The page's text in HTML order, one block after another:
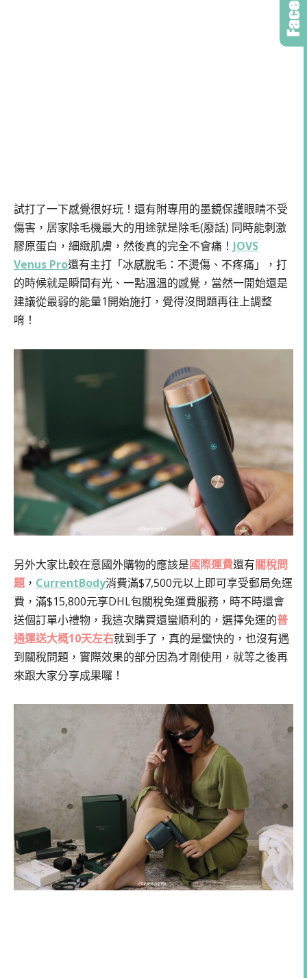
試打了一下感覺很好玩！還有附專用的墨鏡保護眼睛不受
傷害，居家除毛機最大的用途就是除毛(廢話) 同時能刺激
膠原蛋白，細緻肌膚，然後真的完全不會痛！ JOVS
Venus Pro還有主打「冰感脫毛：不燙傷、不疼痛」，打
的時候就是瞬間有光、一點溫溫的感覺，當然一開始還是
建議從最弱的能量1開始施打，覺得沒問題再往上調整
唷！
另外大家比較在意國外購物的應該是國際運費還有關稅問
題 ， CurrentBody消費滿$7,500元以上即可享受郵局免運
費，滿$15,800元享DHL包關稅免運費服務，時不時還會
送個訂單小禮物，我這次購買還蠻順利的，選擇免運的普
通運送大概10天左右就到手了，真的是蠻快的，也沒有遇
到關稅問題，實際效果的部分因為才剛使用，就等之後再
來跟大家分享成果囉！